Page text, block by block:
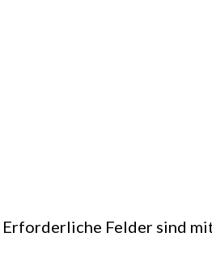
Erforderliche Felder sind